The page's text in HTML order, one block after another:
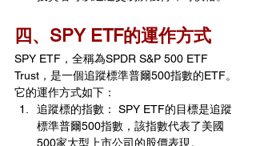
四、SPY ETF的運作方式
SPY ETF，全稱為SPDR S&P 500 ETF
Trust，是一個追蹤標準普爾500指數的ETF。
它的運作方式如下：
追蹤標的指數： SPY ETF的目標是追蹤
標準普爾500指數，該指數代表了美國
500家大型上市公司的股價表現。